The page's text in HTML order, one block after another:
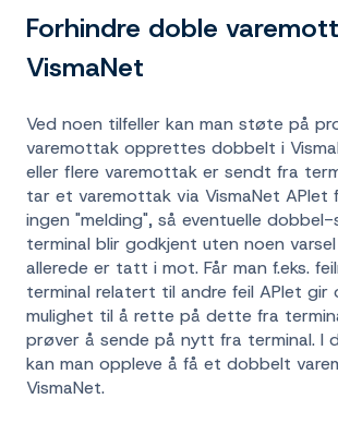
Forhindre doble
VismaNet
Ved noen tilfeller kan man støte på
varemottak opprettes dobbelt i
eller flere varemottak er sendt fra
tar et varemottak via VismaNet APIet
ingen "melding", så eventuelle
terminal blir godkjent uten noen
allerede er tatt i mot. Får man f.eks.
terminal relatert til andre feil APIet gir
mulighet til å rette på dette fra
prøver å sende på nytt fra terminal. I
kan man oppleve å få et dobbelt
VismaNet.